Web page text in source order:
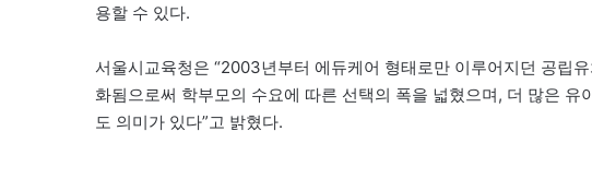
용할 수 있다.
서울시교육청은 “2003년부터 에듀케어 형태로만 이루어지던 공립
화됨으로써 학부모의 수요에 따른 선택의 폭을 넓혔으며, 더 많은
도 의미가 있다”고 밝혔다.